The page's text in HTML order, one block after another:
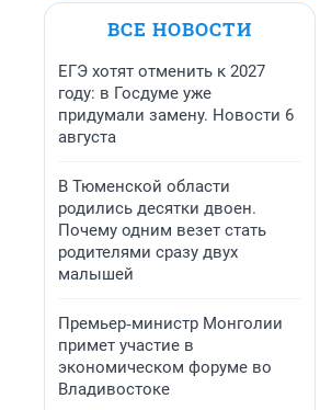
ВСЕ НОВОСТИ
ЕГЭ хотят отменить к 2027
году: в Госдуме уже
придумали замену. Новости 6
августа
В Тюменской области
родились десятки двоен.
Почему одним везет стать
родителями сразу двух
малышей
Премьер‑министр Монголии
примет участие в
экономическом форуме во
Владивостоке